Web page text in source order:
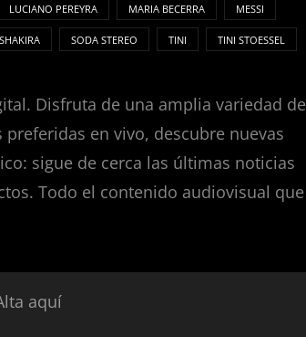
LUCIANO PEREYRA MARIA BECERRA MESSI
SHAKIRA SODA STEREO TINI TINI STOESSEL
Disfruta de una amplia variedad de
en vivo, descubre nuevas
sigue de cerca las últimas noticias
Todo el contenido audiovisual que
aquí